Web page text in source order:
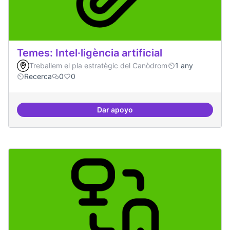
Temes: Intel·ligència artificial
Treballem el pla estratègic del Canòdrom
1 any
Recerca
0 0
Dar apoyoTemes: Intel·ligència artificial